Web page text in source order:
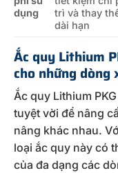
dụng
trì và thay
dài hạn
Ắc quy Lithium
cho những dòng
Ắc quy Lithium
tuyệt vời để nâng
nâng khác nhau.
loại ắc quy này có
của đa dạng các